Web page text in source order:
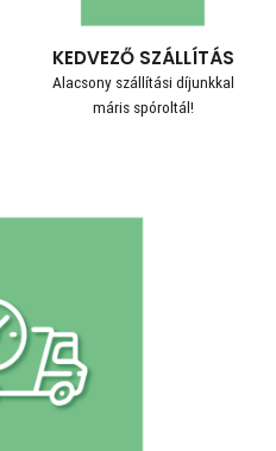
KEDVEZŐ SZÁLLÍTÁS
Alacsony szállítási díjunkkal
máris spóroltál!